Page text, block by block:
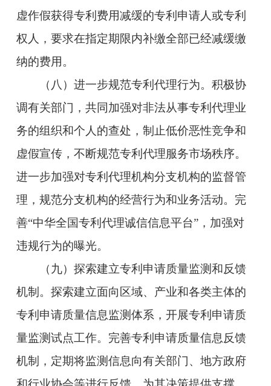
虚作假获得专利费用减缓的专利申请人或专利
权人，要求在指定期限内补缴全部已经减缓缴
纳的费用。
（八）进一步规范专利代理行为。积极协
调有关部门，共同加强对非法从事专利代理业
务的组织和个人的查处，制止低价恶性竞争和
虚假宣传，不断规范专利代理服务市场秩序。
进一步加强对专利代理机构分支机构的监督管
理，规范分支机构的经营行为和业务活动。完
善“中华全国专利代理诚信信息平台”，加强对
违规行为的曝光。
（九）探索建立专利申请质量监测和反馈
机制。探索建立面向区域、产业和各类主体的
专利申请质量信息监测体系，开展专利申请质
量监测试点工作。完善专利申请质量信息反馈
机制，定期将监测信息向有关部门、地方政府